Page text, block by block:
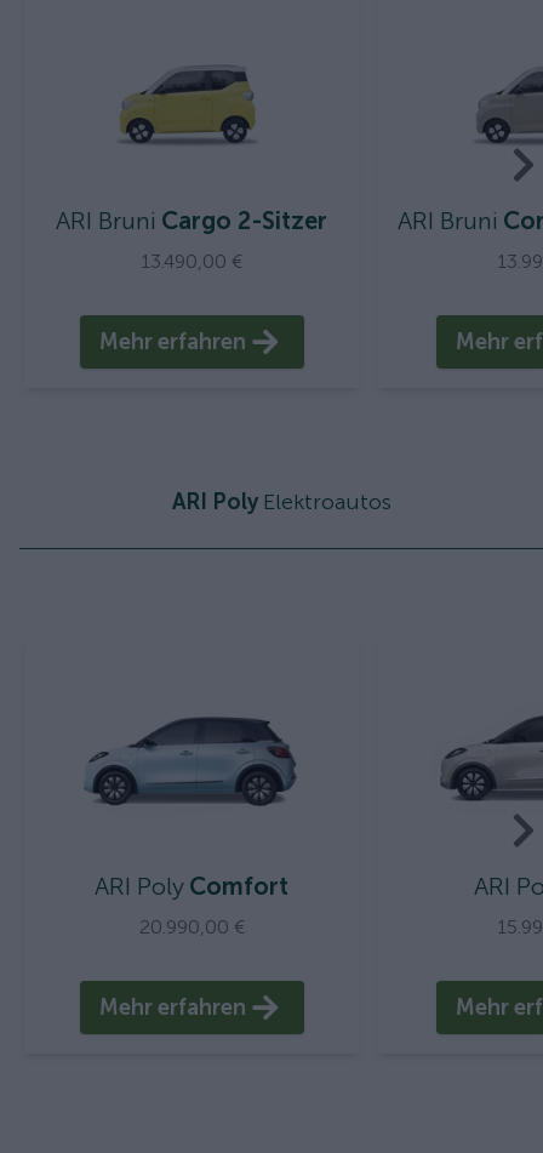
ARI Bruni Cargo 2-Sitzer
13.490,00 €
Mehr erfahren
ARI Bruni
Mehr
ARI Poly Elektroautos
ARI Poly Comfort
20.990,00 €
Mehr erfahren
ARI
Mehr